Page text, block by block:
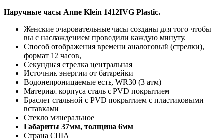
Наручные часы Anne Klein 1412IVG Plastic.
Женские очаровательные часы созданы для того чтобы
вы с наслаждением проводили каждую минуту.
Способ отображения времени аналоговый (стрелки),
формат 12 часов,
Секундная стрелка центральная
Источник энергии от батарейки
Водонепроницаемые есть, WR30 (3 атм)
Материал корпуса сталь с PVD покрытием
Браслет стальной с PVD покрытием с пластиковыми
вставками
Стекло минеральное
Габариты 37мм, толщина 6мм
Страна США